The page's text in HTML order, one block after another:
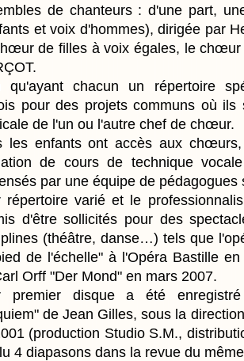
de chanteurs : d'une part,
et voix d'hommes), dirigée par
de filles à voix égales, le
qu'ayant chacun un répertoire
pour des projets communs où
de l'un ou l'autre chef de chœur.
les enfants ont accès aux
de cours de technique
par une équipe de pédagogues
répertoire varié et le
d'être sollicités pour des
(théâtre, danse…) tels que
de l'échelle" à l'Opéra Bastille
Orff "Der Mond" en mars 2007.
premier disque a été
de Jean Gilles, sous la
(production Studio S.M.,
4 diapasons dans la revue du